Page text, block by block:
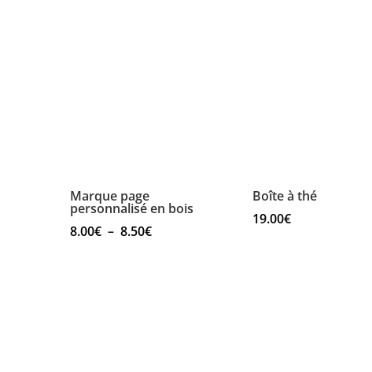
Marque page
personnalisé en bois
8.00€ – 8.50€Plage
Boîte à thé
19.00€